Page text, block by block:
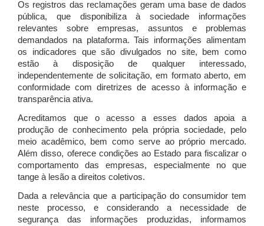
Os registros das reclamações geram uma base de dados
pública, que disponibiliza à sociedade informações
relevantes sobre empresas, assuntos e problemas
demandados na plataforma. Tais informações alimentam
os indicadores que são divulgados no site, bem como
estão à disposição de qualquer interessado,
independentemente de solicitação, em formato aberto, em
conformidade com diretrizes de acesso à informação e
transparência ativa.
Acreditamos que o acesso a esses dados apoia a
produção de conhecimento pela própria sociedade, pelo
meio acadêmico, bem como serve ao próprio mercado.
Além disso, oferece condições ao Estado para fiscalizar o
comportamento das empresas, especialmente no que
tange à lesão a direitos coletivos.
Dada a relevância que a participação do consumidor tem
neste processo, e considerando a necessidade de
segurança das informações produzidas, informamos